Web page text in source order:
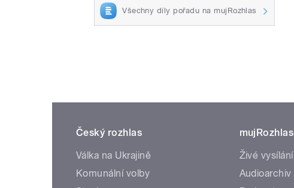
Všechny díly pořadu na mujRozhlas
Český rozhlas
Válka na Ukrajině
Komunální volby
mujRozhlas
Živé vysílání
Audioarchiv